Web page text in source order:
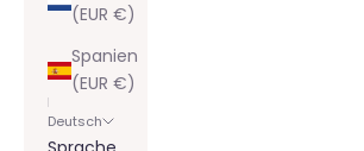
(EUR €)
Spanien
(EUR €)
Deutsch